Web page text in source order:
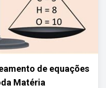
de equações
Matéria